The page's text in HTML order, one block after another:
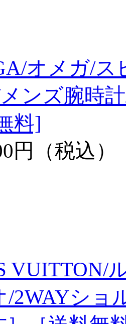
オメガ/ス
ンズ腕時
料]
円（税込）
VUITTON/
/2WAYシ